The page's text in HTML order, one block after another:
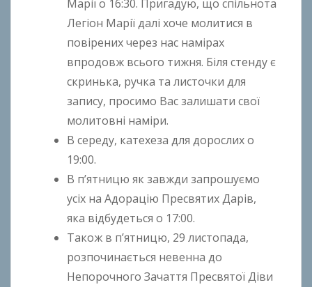
Марії о 16:30. Пригадую, що спільнота
Легіон Марії далі хоче молитися в
повірених через нас намірах
впродовж всього тижня. Біля стенду є
скринька, ручка та листочки для
запису, просимо Вас залишати свої
молитовні наміри.
В середу, катехеза для дорослих о
19:00.
В п’ятницю як завжди запрошуємо
усіх на Адорацію Пресвятих Дарів,
яка відбудеться о 17:00.
Також в п’ятницю, 29 листопада,
розпочинається невенна до
Непорочного Зачаття Пресвятої Діви